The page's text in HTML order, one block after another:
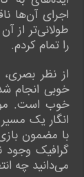
اجرای آن‌ها
طولانی‌تر از
را تمام کردم.
از نظر
خوبی انجام
خوب است.
انگار یک
با مضمون
گرافیک وجود
می‌دانید چه